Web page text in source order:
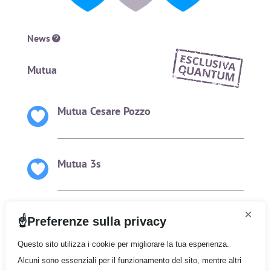
News
Mutua
Mutua Cesare Pozzo
Mutua 3s
Preferenze sulla privacy ×
Questo sito utilizza i cookie per migliorare la tua esperienza.
Alcuni sono essenziali per il funzionamento del sito, mentre altri